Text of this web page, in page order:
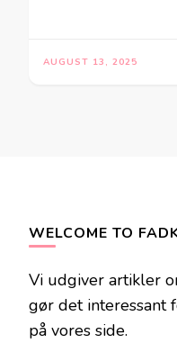
AUGUST 13, 2025
WELCOME TO
Vi udgiver artikler
gør det interessant
på vores side.